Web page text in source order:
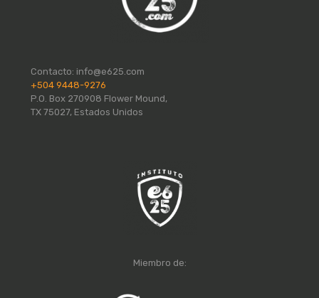
Contacto: info@e625.com
+504 9448-9276
P.O. Box 270908 Flower Mound,
TX 75027, Estados Unidos
Miembro de: